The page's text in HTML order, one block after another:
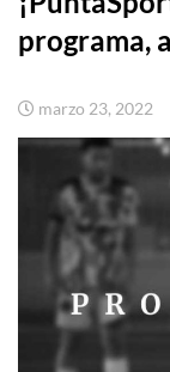
programa,
marzo 23, 2022